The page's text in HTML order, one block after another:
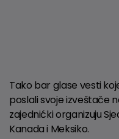
Tako bar glase vesti
poslali svoje izveštače
zajednićki organizuju
Kanada i Meksiko.